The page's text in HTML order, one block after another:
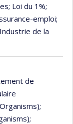
; Loi du 1%;
emploi;
de la
de
;
;